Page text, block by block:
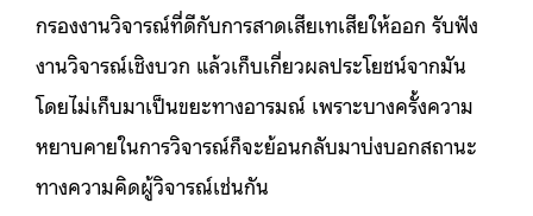
กรองงานวิจารณ์ที่ดีกับการสาดเสียเทเสียให้ออก รับฟัง
งานวิจารณ์เชิงบวก แล้วเก็บเกี่ยวผลประโยชน์จากมัน
โดยไม่เก็บมาเป็นขยะทางอารมณ์ เพราะบางครั้งความ
หยาบคายในการวิจารณ์ก็จะย้อนกลับมาบ่งบอกสถานะ
ทางความคิดผู้วิจารณ์เช่นกัน